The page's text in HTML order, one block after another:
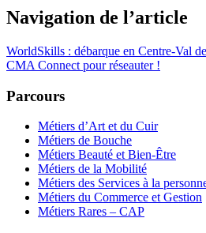
Navigation de l’article
WorldSkills : débarque en Centre-Val
CMA Connect pour réseauter !
Parcours
Métiers d’Art et du Cuir
Métiers de Bouche
Métiers Beauté et Bien-Être
Métiers de la Mobilité
Métiers des Services à la
Métiers du Commerce et Gestion
Métiers Rares – CAP